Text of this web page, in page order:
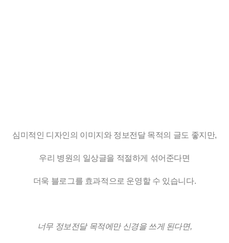
심미적인 디자인의 이미지와 정보전달 목적의 글도 좋지만,
우리 병원의 일상글을 적절하게 섞어준다면
더욱 블로그를 효과적으로 운영할 수 있습니다.
너무 정보전달 목적에만 신경을 쓰게 된다면,